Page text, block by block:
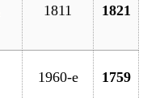
1811 1821
1960-е 1759